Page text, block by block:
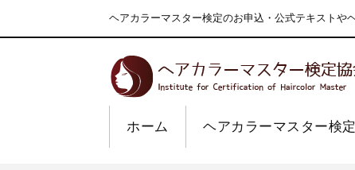
ヘアカラーマスター検定のお申込・公式テキスト
ホーム ヘアカラーマスター検定
2024.4.9 一部ヘアカラーチャー